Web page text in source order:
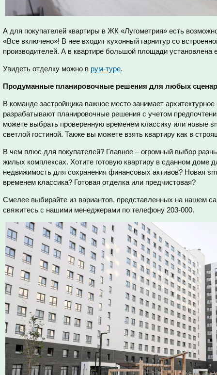
А для покупателей квартиры в ЖК «Лугометрия» есть
«Все включено»! В нее входит кухонный гарнитур со
производителей. А в квартире большой площади
Увидеть отделку можно в рум-туре.
Продуманные планировочные решения для любых
В команде застройщика важное место занимает
разрабатывают планировочные решения с учетом
можете выбрать проверенную временем классику или новые
светлой гостиной. Также вы можете взять квартиру как в
В чем плюс для покупателей? Главное – огромный выбор
жилых комплексах. Хотите готовую квартиру в сданном доме
недвижимость для сохранения финансовых активов? Новая
временем классика? Готовая отделка или предчистовая?
Смелее выбирайте из вариантов, представленных на нашем
свяжитесь с нашими менеджерами по телефону 203-000.